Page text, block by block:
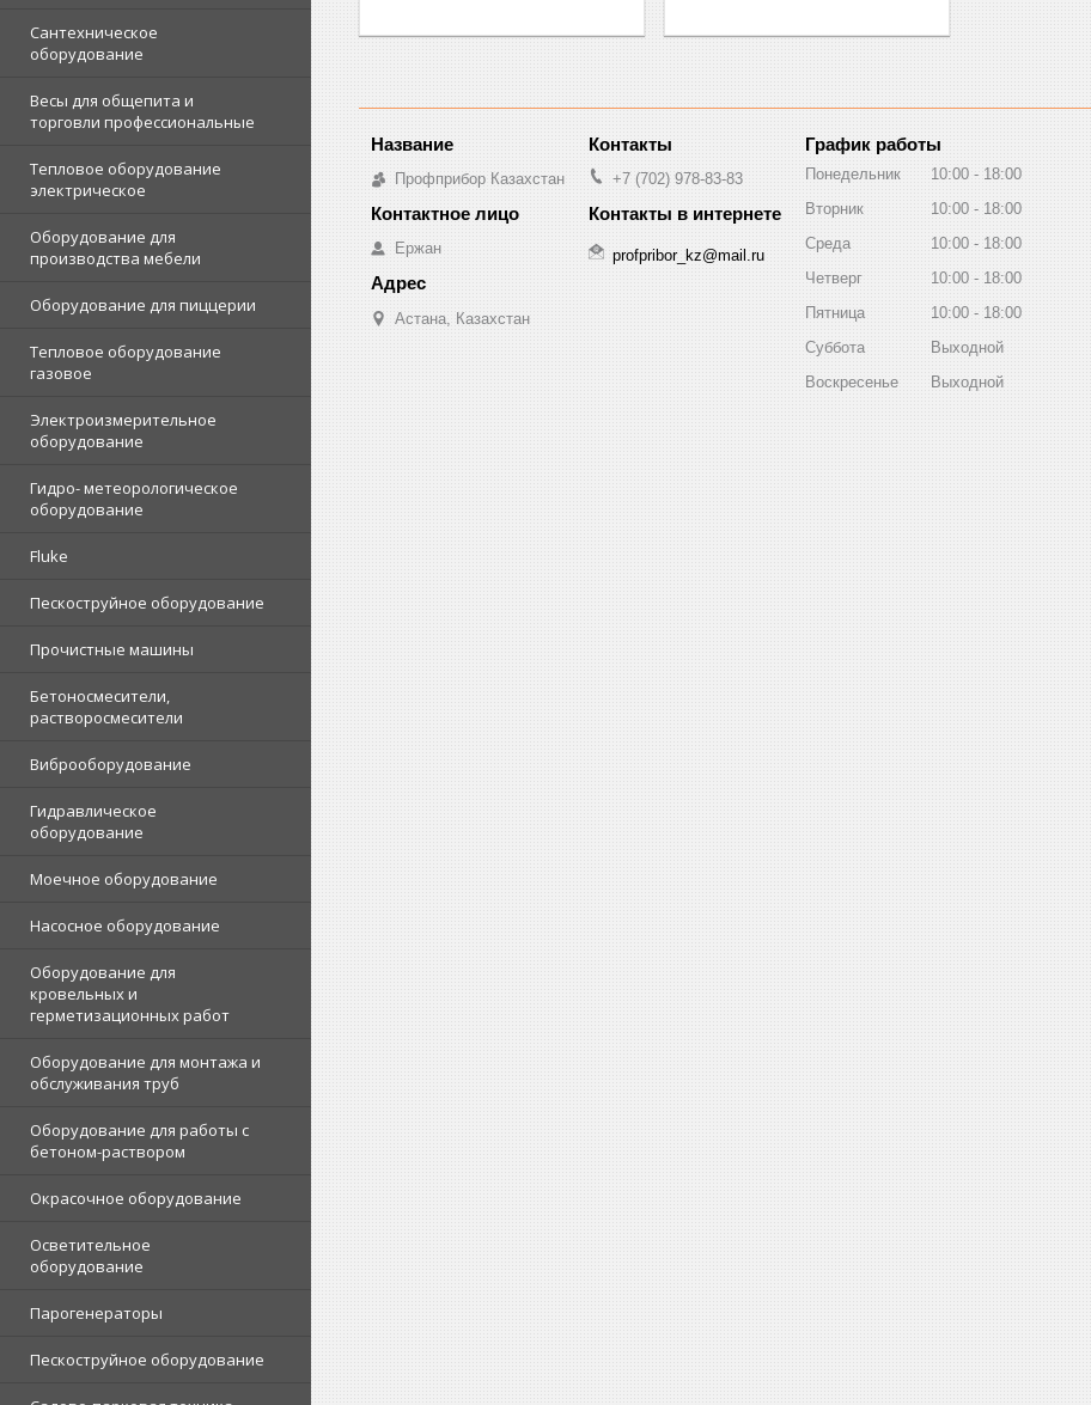
Сантехническое
оборудование
Весы для общепита и
торговли профессиональные
Тепловое оборудование
электрическое
Оборудование для
производства мебели
Оборудование для пиццерии
Тепловое оборудование
газовое
Электроизмерительное
оборудование
Гидро- метеорологическое
оборудование
Fluke
Пескоструйное оборудование
Прочистные машины
Бетоносмесители,
растворосмесители
Виброоборудование
Гидравлическое
оборудование
Моечное оборудование
Насосное оборудование
Оборудование для
кровельных и
герметизационных работ
Оборудование для монтажа и
обслуживания труб
Оборудование для работы с
бетоном-раствором
Окрасочное оборудование
Осветительное
оборудование
Парогенераторы
Пескоструйное оборудование
Профприбор Казахстан
Ержан
Астана, Казахстан
+7 (702) 978-83-83
profpribor_kz@mail.ru
График работы
Понедельник 10:00
18:00
Вторник
10:00
18:00
Среда
10:00
18:00
Четверг
10:00
18:00
Пятница
10:00
18:00
Суббота
Выходной
Воскресенье
Выходной